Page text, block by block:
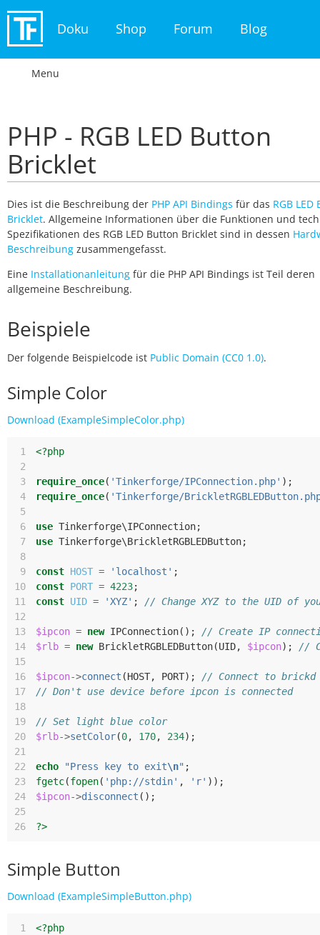
Doku Shop Forum Blog
Menu
PHP - RGB LED Button
Bricklet
Dies ist die Beschreibung der PHP API Bindings für das RGB LED
Bricklet. Allgemeine Informationen über die Funktionen und
Spezifikationen des RGB LED Button Bricklet sind in dessen
Beschreibung zusammengefasst.
Eine Installationanleitung für die PHP API Bindings ist Teil deren
allgemeine Beschreibung.
Beispiele
Der folgende Beispielcode ist Public Domain (CC0 1.0).
Simple Color
Download (ExampleSimpleColor.php)
1
<?php
2
3
require_once( 'Tinkerforge/IPConnection.php' );
4
require_once( 'Tinkerforge/
5
6
use Tinkerforge\IPConnection;
7
use Tinkerforge\BrickletRGBLEDButton;
8
9
const HOST = 'localhost' ;
10
const PORT = 4223;
11
const UID = 'XYZ' ;
// Change XYZ to the UID of
12
13
$ipcon = new IPConnection();
// Create IP
14
$rlb = new BrickletRGBLEDButton(UID, $ipcon);
//
15
16
$ipcon->connect (HOST, PORT);
// Connect to brickd
17
// Don't use device before ipcon is connected
18
19
// Set light blue color
20
$rlb->setColor(0, 170, 234);
21
22
echo "Press key to exit\n" ;
23
fgetc(fopen( 'php://stdin' , 'r' ));
24
$ipcon->disconnect ();
25
26
?>
Simple Button
Download (ExampleSimpleButton.php)
1
<?php